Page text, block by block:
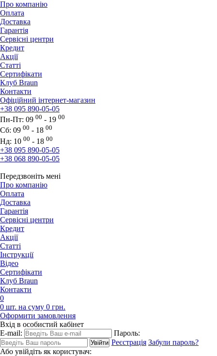
Про компанію
Оплата
Доставка
Гарантія
Сервісні центри
Кредит
Акції
Статті
Сертифікати
Клуб Braun
Контакти
Офіційний інтернет-магазин
+38 095 890-05-05
Пн-Пт: 09 00 - 19 00
Сб: 09 00 - 18 00
Нд: 10 00 - 18 00
+38 095 890-05-05
+38 068 890-05-05
Передзвоніть мені
Про компанію
Оплата
Доставка
Гарантія
Сервісні центри
Кредит
Акції
Статті
Iнструкції
Відео
Сертифікати
Клуб Braun
Контакти
0
0 шт. на суму 0 грн.
Оформити замовлення
Вхід в особистий кабінет
E-mail:
Пароль:
Реєстрація Забули пароль?
Або увійдіть як користувач: